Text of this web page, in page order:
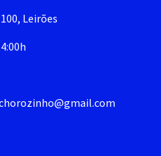
Leirões